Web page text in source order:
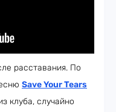
расставания. По
Save Your Tears
клуба, случайно